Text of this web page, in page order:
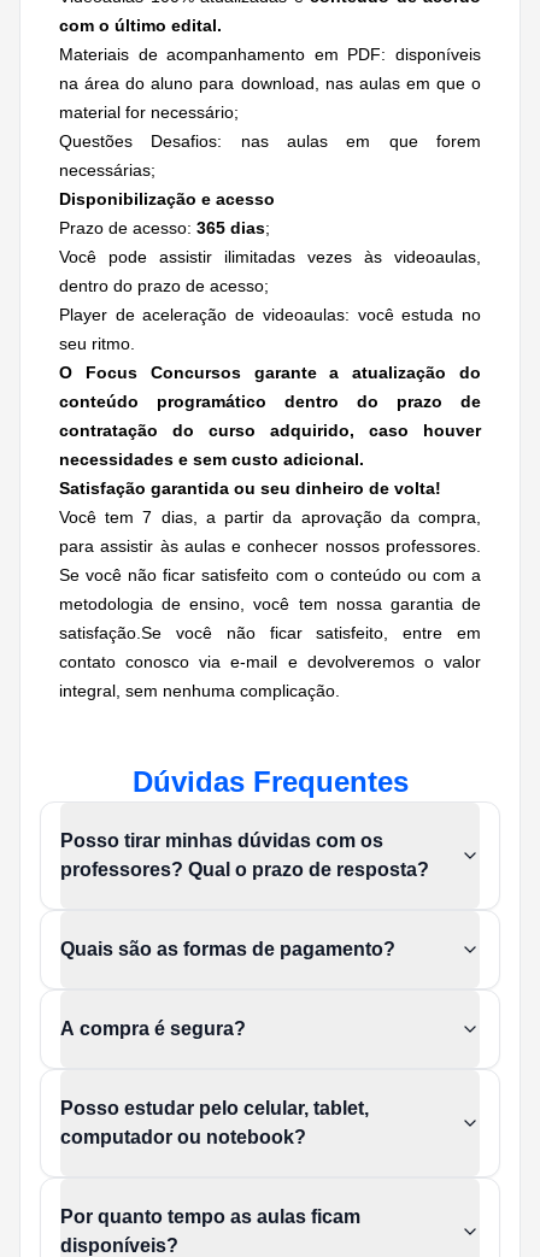
com o último edital.
Materiais de acompanhamento em PDF: disponíveis
na área do aluno para download, nas aulas em que o
material for necessário;
Questões Desafios: nas aulas em que forem
necessárias;
Disponibilização e acesso
Prazo de acesso: 365 dias;
Você pode assistir ilimitadas vezes às videoaulas,
dentro do prazo de acesso;
Player de aceleração de videoaulas: você estuda no
seu ritmo.
O Focus Concursos garante a atualização do
conteúdo programático dentro do prazo de
contratação do curso adquirido, caso houver
necessidades e sem custo adicional.
Satisfação garantida ou seu dinheiro de volta!
Você tem 7 dias, a partir da aprovação da compra,
para assistir às aulas e conhecer nossos professores.
Se você não ficar satisfeito com o conteúdo ou com a
metodologia de ensino, você tem nossa garantia de
satisfação.Se você não ficar satisfeito, entre em
contato conosco via e-mail e devolveremos o valor
integral, sem nenhuma complicação.
Dúvidas Frequentes
Posso tirar minhas dúvidas com os
professores? Qual o prazo de resposta?
Quais são as formas de pagamento?
A compra é segura?
Posso estudar pelo celular, tablet,
computador ou notebook?
Por quanto tempo as aulas ficam
disponíveis?